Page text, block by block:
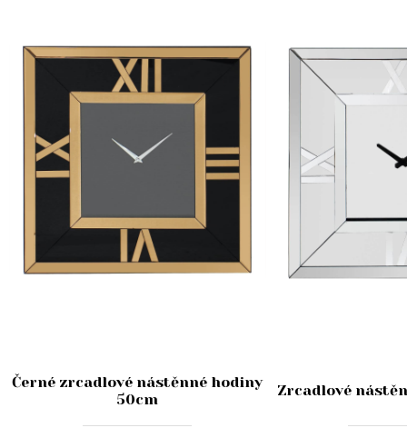
Černé zrcadlové nástěnné hodiny
50cm
Zrcadlové